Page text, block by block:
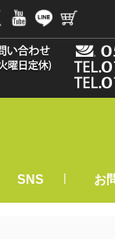
SNS | お